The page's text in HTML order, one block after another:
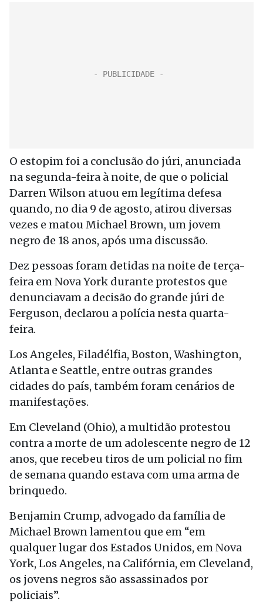
O estopim foi a conclusão do júri, anunciada
na segunda-feira à noite, de que o policial
Darren Wilson atuou em legítima defesa
quando, no dia 9 de agosto, atirou diversas
vezes e matou Michael Brown, um jovem
negro de 18 anos, após uma discussão.
Dez pessoas foram detidas na noite de terça-
feira em Nova York durante protestos que
denunciavam a decisão do grande júri de
Ferguson, declarou a polícia nesta quarta-
feira.
Los Angeles, Filadélfia, Boston, Washington,
Atlanta e Seattle, entre outras grandes
cidades do país, também foram cenários de
manifestações.
Em Cleveland (Ohio), a multidão protestou
contra a morte de um adolescente negro de 12
anos, que recebeu tiros de um policial no fim
de semana quando estava com uma arma de
brinquedo.
Benjamin Crump, advogado da família de
Michael Brown lamentou que em “em
qualquer lugar dos Estados Unidos, em Nova
York, Los Angeles, na Califórnia, em Cleveland,
os jovens negros são assassinados por
policiais”.